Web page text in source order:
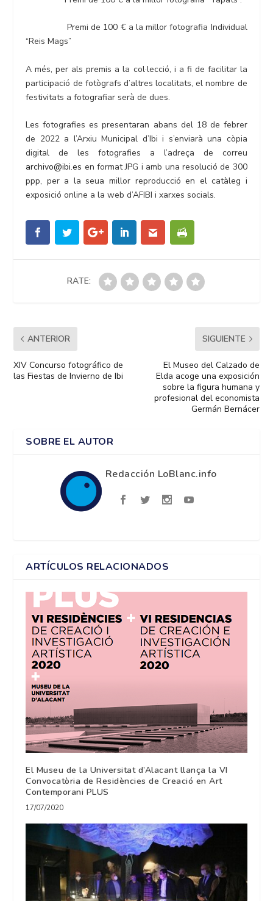
Premi de 100 € a la millor fotografia Individual
“Reis Mags”
A més, per als premis a la col·lecció, i a fi de facilitar la
participació de fotògrafs d’altres localitats, el nombre de
festivitats a fotografiar serà de dues.
Les fotografies es presentaran abans del 18 de febrer
de 2022 a l’Arxiu Municipal d’Ibi i s’enviarà una còpia
digital de les fotografies a l’adreça de correu
archivo@ibi.es en format JPG i amb una resolució de 300
ppp, per a la seua millor reproducció en el catàleg i
exposició online a la web d’AFIBI i xarxes socials.
RATE:
ANTERIOR
XIV Concurso fotográfico de
las Fiestas de Invierno de Ibi
SIGUIENTE
El Museo del Calzado de
Elda acoge una exposición
sobre la figura humana y
profesional del economista
Germán Bernácer
SOBRE EL AUTOR
Redacción LoBlanc.info
ARTÍCULOS RELACIONADOS
El Museu de la Universitat d’Alacant llança la VI
Convocatòria de Residències de Creació en Art
Contemporani PLUS
17/07/2020